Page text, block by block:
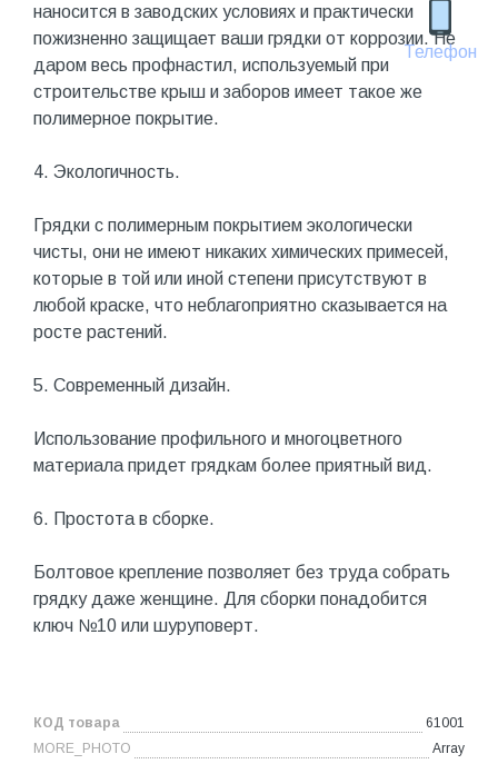
Телефон
наносится в заводских условиях и практически
пожизненно защищает ваши грядки от коррозии. Не
даром весь профнастил, используемый при
строительстве крыш и заборов имеет такое же
полимерное покрытие.
4. Экологичность.
Грядки с полимерным покрытием экологически
чисты, они не имеют никаких химических примесей,
которые в той или иной степени присутствуют в
любой краске, что неблагоприятно сказывается на
росте растений.
5. Современный дизайн.
Использование профильного и многоцветного
материала придет грядкам более приятный вид.
6. Простота в сборке.
Болтовое крепление позволяет без труда собрать
грядку даже женщине. Для сборки понадобится
ключ №10 или шуруповерт.
КОД товара
61001
MORE_PHOTO
Array